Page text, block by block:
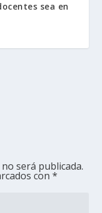
sea en
será publicada.
con*